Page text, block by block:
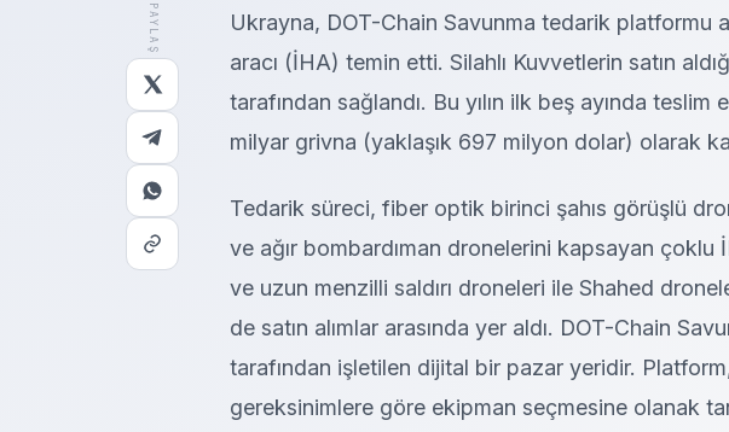
PAYLAŞ
Ukrayna, DOT-Chain Savunma tedarik platformu
aracı (İHA) temin etti. Silahlı Kuvvetlerin satın
tarafından sağlandı. Bu yılın ilk beş ayında
milyar grivna (yaklaşık 697 milyon dolar) olarak
Tedarik süreci, fiber optik birinci şahıs görüşlü
ve ağır bombardıman dronelerini kapsayan
ve uzun menzilli saldırı droneleri ile Shahed
de satın alımlar arasında yer aldı. DOT-Chain
tarafından işletilen dijital bir pazar yeridir.
gereksinimlere göre ekipman seçmesine olanak